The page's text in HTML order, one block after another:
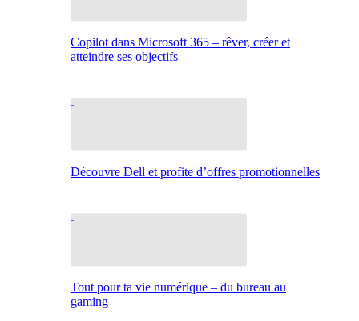
Copilot dans Microsoft 365 – rêver, créer et
atteindre ses objectifs
Découvre Dell et profite d’offres promotionnelles
Tout pour ta vie numérique – du bureau au
gaming